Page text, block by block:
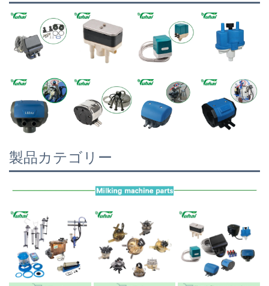
製品カテゴリー